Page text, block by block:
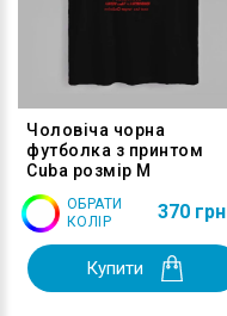
Чоловіча чорна
футболка з принтом
Cuba розмір M
ОБРАТИ
КОЛІР
370 грн
Купити